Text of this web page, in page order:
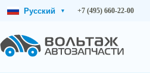
Русский ▾ +7 (495) 660-22-00